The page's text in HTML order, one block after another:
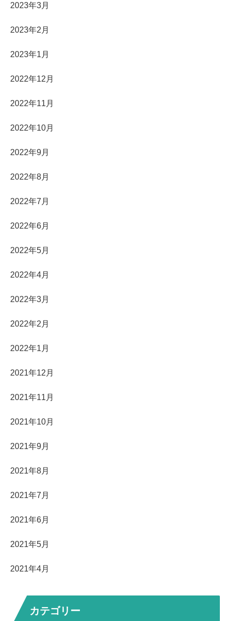
2023年3月
2023年2月
2023年1月
2022年12月
2022年11月
2022年10月
2022年9月
2022年8月
2022年7月
2022年6月
2022年5月
2022年4月
2022年3月
2022年2月
2022年1月
2021年12月
2021年11月
2021年10月
2021年9月
2021年8月
2021年7月
2021年6月
2021年5月
2021年4月
カテゴリー